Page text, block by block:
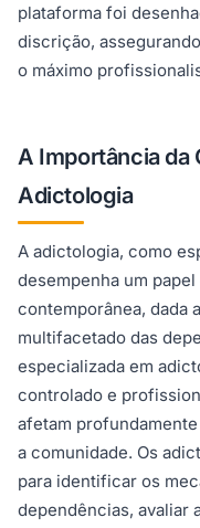
plataforma foi
discrição,
o máximo
A Importância da
Adictologia
A adictologia, como
desempenha um
contemporânea, dada
multifacetado das
especializada em
controlado e
afetam
a comunidade. Os
para identificar os
dependências, avaliar